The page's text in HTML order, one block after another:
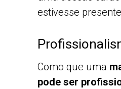
estivesse
Como que uma
pode ser